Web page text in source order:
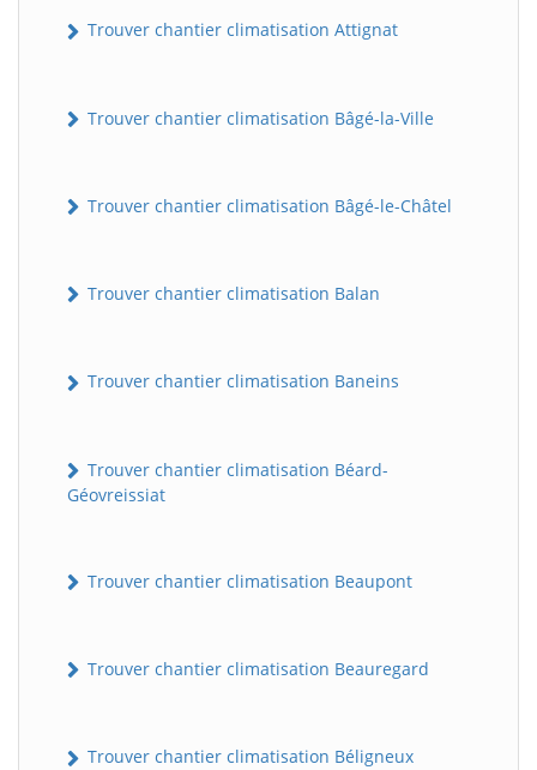
Trouver chantier climatisation Attignat
Trouver chantier climatisation Bâgé-la-Ville
Trouver chantier climatisation Bâgé-le-Châtel
Trouver chantier climatisation Balan
Trouver chantier climatisation Baneins
Trouver chantier climatisation Béard-
Géovreissiat
Trouver chantier climatisation Beaupont
Trouver chantier climatisation Beauregard
Trouver chantier climatisation Béligneux